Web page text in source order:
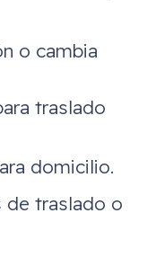
o cambia
traslado
domicilio.
de traslado o